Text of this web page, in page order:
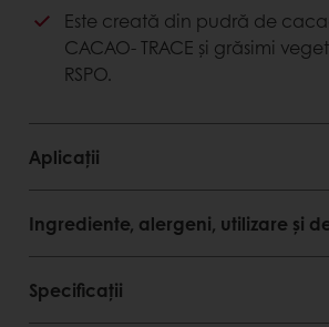
Extinderea portofoliului de
produse de patiserie
Pentru fiecare kilogram
NUXEL programul Cacao-
Gustul bogat se datorează
Este creată din pudră de
CACAO- TRACE și grăsimi
RSPO.
Aplicații
Ingrediente, alergeni, utilizare și
Specificații